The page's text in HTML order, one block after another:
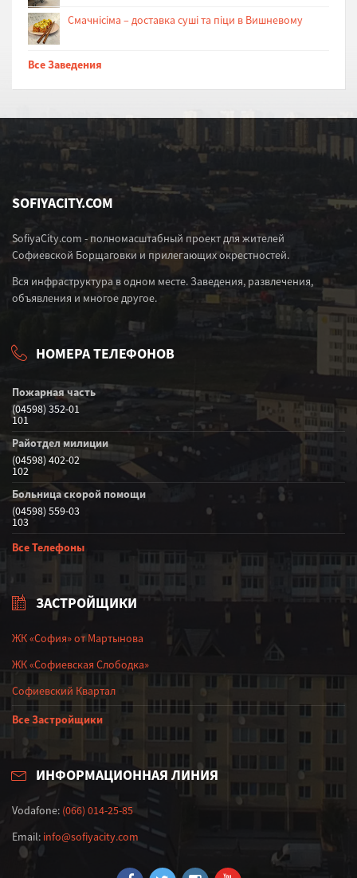
Cмачнісіма – доставка суші та піци в Вишневому
Все Заведения
SOFIYACITY.COM
SofiyaCity.com - полномасштабный проект для жителей
Софиевской Борщаговки и прилегающих окрестностей.
Вся инфраструктура в одном месте. Заведения, развлечения,
объявления и многое другое.
НОМЕРА ТЕЛЕФОНОВ
Пожарная часть
(04598) 352-01
101
Райотдел милиции
(04598) 402-02
102
Больница скорой помощи
(04598) 559-03
103
Все Телефоны
ЗАСТРОЙЩИКИ
ЖК «София» от Мартынова
ЖК «Софиевская Слободка»
Софиевский Квартал
Все Застройщики
ИНФОРМАЦИОННАЯ ЛИНИЯ
Vodafone: (066) 014-25-85
Email: info@sofiyacity.com